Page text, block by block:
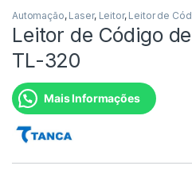
Automação, Laser, Leitor, Leitor de
Leitor de Código
TL-320
Mais Informações